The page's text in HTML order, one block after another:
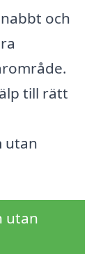
och
till rätt
utan
utan